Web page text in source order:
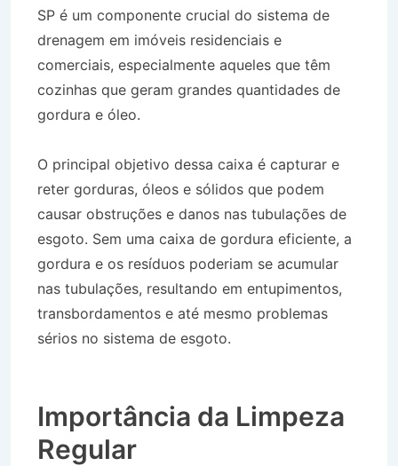
SP é um componente crucial do sistema de
drenagem em imóveis residenciais e
comerciais, especialmente aqueles que têm
cozinhas que geram grandes quantidades de
gordura e óleo.
O principal objetivo dessa caixa é capturar e
reter gorduras, óleos e sólidos que podem
causar obstruções e danos nas tubulações de
esgoto. Sem uma caixa de gordura eficiente, a
gordura e os resíduos poderiam se acumular
nas tubulações, resultando em entupimentos,
transbordamentos e até mesmo problemas
sérios no sistema de esgoto.
Importância da Limpeza
Regular